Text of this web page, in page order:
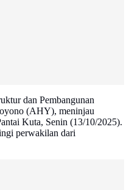
dan Pembangunan
(AHY), meninjau
Kuta, Senin (13/10/2025).
perwakilan dari